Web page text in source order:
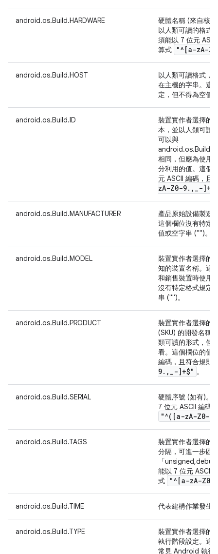
android.os.Build.HARDWARE
硬體名稱 (來自核
以人類可讀的格式
須能以 7 位元
算式
"^[a-zA-
android.os.Build.HOST
以人類可讀格式，
在主機的字串。這
定，但不得為空值
android.os.Build.ID
裝置實作者選擇的
本，並以人類可讀
可以與
相同，但應為使用
分利用的值。這個
元 ASCII 編碼，且
zA-Z0-9. , _-
android.os.Build.MANUFACTURER
產品原始設備製造
這個欄位沒有特定
值或空字串 ("")。
android.os.Build.MODEL
裝置實作者選擇的
知的裝置名稱。這
和銷售裝置時使用
沒有特定格式規定
串 ("")。
android.os.Build.PRODUCT
裝置實作者選擇的
(SKU) 的開發名稱
類可讀的形式，但
看。這個欄位的值
編碼，且符合規則
9. , _-]+$" 。
android.os.Build.SERIAL
硬體序號 (如有)。
7 位元 ASCII 編碼
"^([a-zA-Z0-
android.os.Build.TAGS
裝置實作者選擇的
分隔，可進一步區
「
能以 7 位元 ASCII
式
"^[a-zA-Z0-9
android.os.Build.TIME 代表建構作業發生
android.os.Build.TYPE
裝置實作者選擇的
執行階段設定。這
常見 Android 執行